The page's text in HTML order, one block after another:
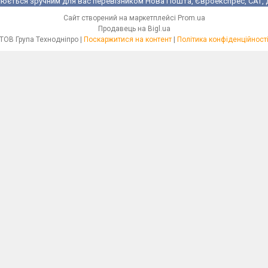
Сайт створений на маркетплейсі Prom.ua
Продавець на Bigl.ua
ТОВ Група Технодніпро | Поскаржитися на контент | Політика конфіденційності